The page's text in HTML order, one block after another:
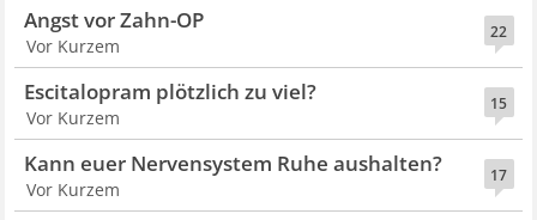
22
Angst vor Zahn-OP
Vor Kurzem
15
Escitalopram plötzlich zu viel?
Vor Kurzem
17
Kann euer Nervensystem Ruhe aushalten?
Vor Kurzem